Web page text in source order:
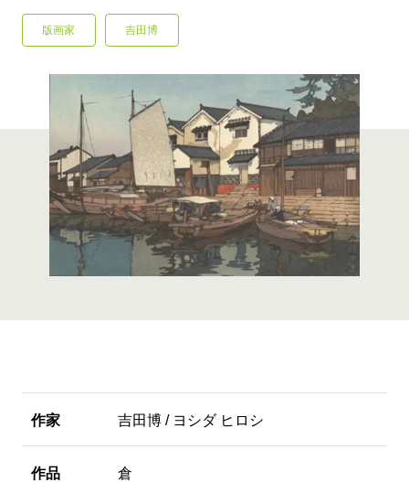
版画家 吉田博
作家 吉田博 / ヨシダ ヒロシ
作品 倉